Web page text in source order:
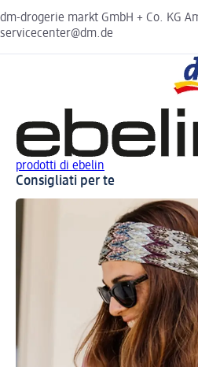
dm-drogerie markt GmbH + Co. KG
servicecenter@dm.de
prodotti di ebelin
Consigliati per te